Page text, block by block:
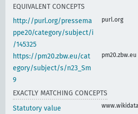
EQUIVALENT CONCEPTS
http://purl.org/pressema
ppe20/category/subject/i
/145325
purl.org
https://pm20.zbw.eu/cat
egory/subject/s/n23_Sm
9
pm20.zbw.eu
EXACTLY MATCHING CONCEPTS
Statutory value